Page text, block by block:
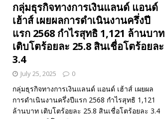
กลุ่มธุรกิจทางการเงินแลนด์ แอนด์
เฮ้าส์ เผยผลการดำเนินงานครึ่งปี
แรก 2568 กำไรสุทธิ 1,121 ล้านบาท
เติบโตร้อยละ 25.8 สินเชื่อโตร้อยละ
3.4
July 25, 2025 0
กลุ่มธุรกิจทางการเงินแลนด์ แอนด์ เฮ้าส์ เผยผล
การดำเนินงานครึ่งปีแรก 2568 กำไรสุทธิ 1,121
ล้านบาท เติบโตร้อยละ 25.8 สินเชื่อโตร้อยละ 3.4